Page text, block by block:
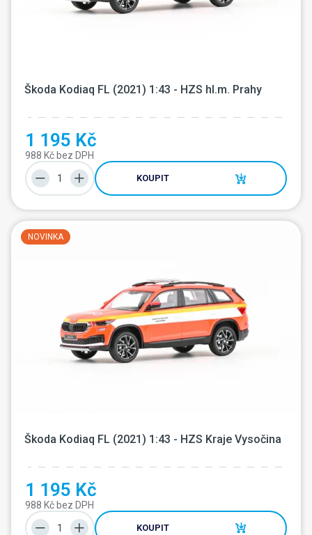
Škoda Kodiaq FL (2021) 1:43 - HZS hl.m. Prahy
1 195 Kč
988 Kč bez DPH
KOUPIT
NOVINKA
Škoda Kodiaq FL (2021) 1:43 - HZS Kraje Vysočina
1 195 Kč
988 Kč bez DPH
KOUPIT